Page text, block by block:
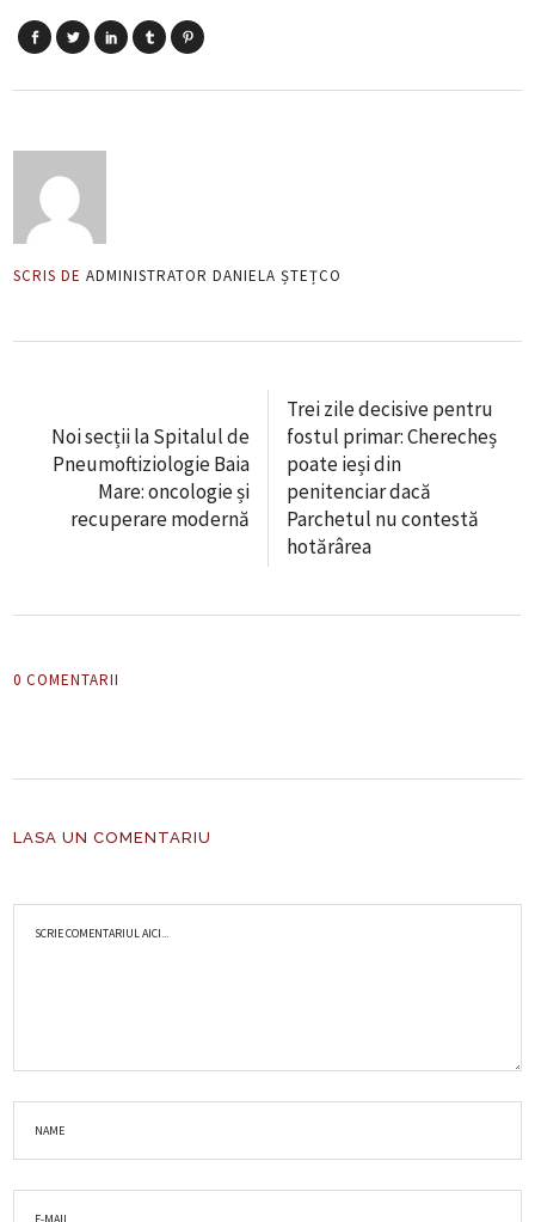
SCRIS DE ADMINISTRATOR DANIELA ȘTEȚCO
Noi secții la Spitalul de
Pneumoftiziologie Baia
Mare: oncologie și
recuperare modernă
Trei zile decisive pentru
fostul primar: Cherecheș
poate ieși din
penitenciar dacă
Parchetul nu contestă
hotărârea
0 COMENTARII
LASA UN COMENTARIU